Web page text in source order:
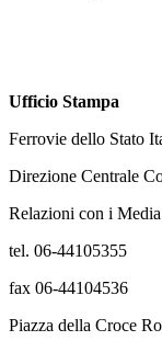
Ufficio Stampa
Ferrovie dello Stato
Direzione Centrale
Relazioni con i
tel. 06-44105355
fax 06-44104536
Piazza della Croce